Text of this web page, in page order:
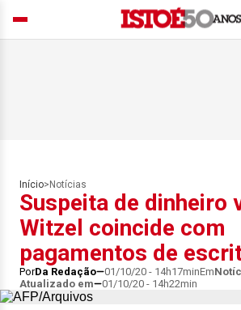
Início> Notícias
Suspeita de dinheiro
Witzel coincide com
pagamentos de
PorDa Redação 01/10/20 - 14h17minEm
Atualizado em
01/10/20 - 14h22min